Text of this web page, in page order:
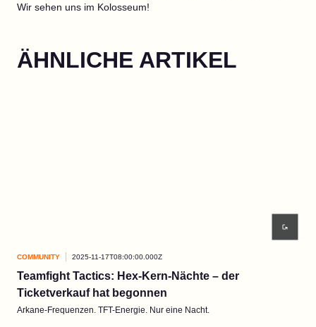
Wir sehen uns im Kolosseum!
ÄHNLICHE ARTIKEL
COMMUNITY 2025-11-17T08:00:00.000Z
Teamfight Tactics: Hex-Kern-Nächte – der
Ticketverkauf hat begonnen
Arkane-Frequenzen. TFT-Energie. Nur eine Nacht.